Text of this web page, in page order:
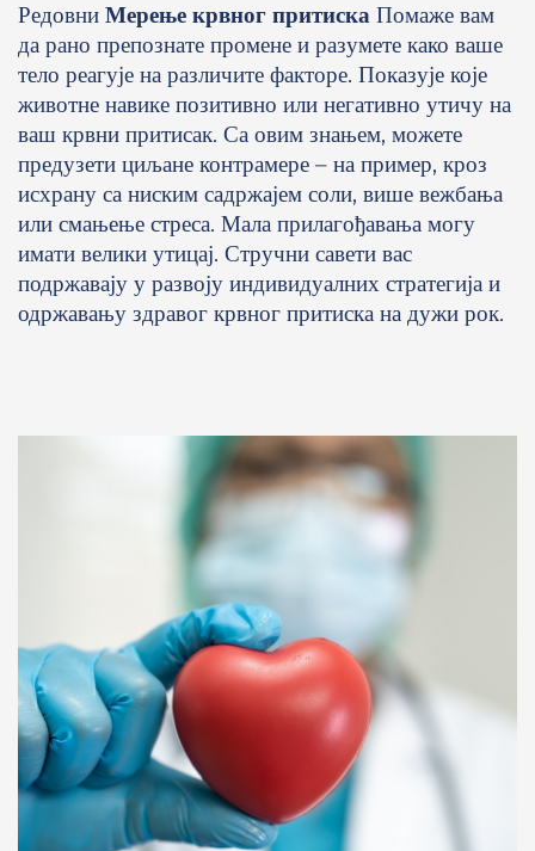
Редовни Мерење крвног притиска Помаже вам
да рано препознате промене и разумете како ваше
тело реагује на различите факторе. Показује које
животне навике позитивно или негативно утичу на
ваш крвни притисак. Са овим знањем, можете
предузети циљане контрамере – на пример, кроз
исхрану са ниским садржајем соли, више вежбања
или смањење стреса. Мала прилагођавања могу
имати велики утицај. Стручни савети вас
подржавају у развоју индивидуалних стратегија и
одржавању здравог крвног притиска на дужи рок.